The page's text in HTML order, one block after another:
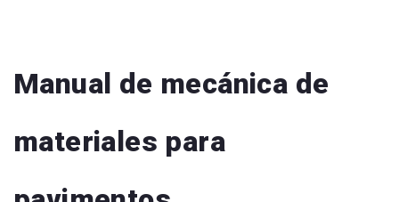
Manual de mecánica de
materiales para